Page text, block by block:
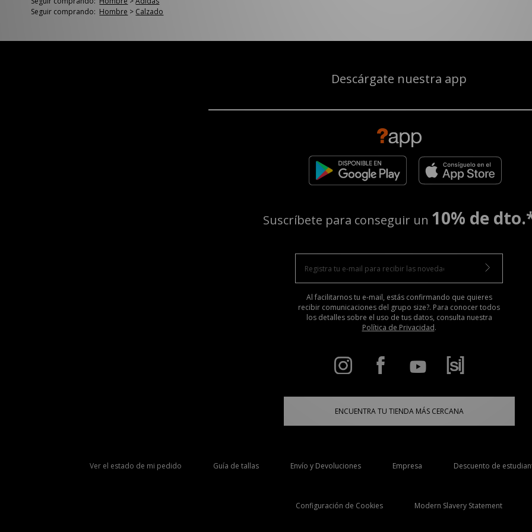
Seguir comprando: Hombre > Calzado
Descárgate nuestra app
Suscríbete para conseguir un 10% de
Al facilitarnos tu e-mail, estás confirmando que quieres
recibir comunicaciones del grupo size?. Para conocer todos
los detalles sobre el uso de tus datos, consulta nuestra
Política de Privacidad.
ENCUENTRA TU TIENDA MÁS CERCANA
Ver el estado de mi pedido Guía de tallas Envío y Devoluciones Empresa Descuento de
Configuración de Cookies Modern Slavery Statement